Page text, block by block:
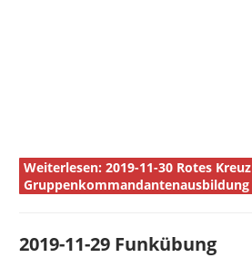
Weiterlesen: 2019-11-30 Rotes Kreuz
Gruppenkommandantenausbildung
2019-11-29 Funkübung